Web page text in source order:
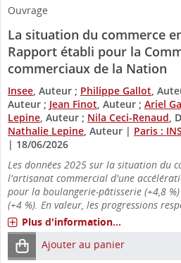
Ouvrage
La situation du commerce
Rapport établi pour la
commerciaux de la Nation
Insee , Auteur ; Philippe Gallot ,
Auteur ; Jean Finot , Auteur ; Ariel
Lepine , Auteur ; Nila Ceci-Renaud ,
Nathalie Lepine , Auteur | Paris :
| 18/06/2026
Les données 2025 sur la situation du
l'artisanat commercial d'une
pour la boulangerie-pâtisserie (+4,8
(+4 %). En valeur, les progressions
Plus d'information...
Ajouter au panier